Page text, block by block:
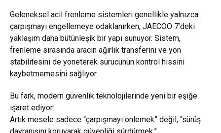
Geleneksel acil frenleme sistemleri genellikle yalnızca
çarpışmayı engellemeye odaklanırken, JAECOO 7’deki
yaklaşım daha bütünleşik bir yapı sunuyor. Sistem,
frenleme sırasında aracın ağırlık transferini ve yön
stabilitesini de yöneterek sürücünün kontrol hissini
kaybetmemesini sağlıyor.
Bu fark, modern güvenlik teknolojilerinde yeni bir eşiğe
işaret ediyor:
Artık mesele sadece “çarpışmayı önlemek” değil, “sürüş